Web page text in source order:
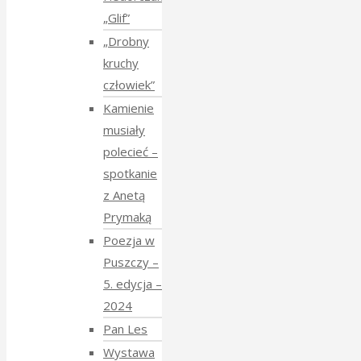
„Glif”
„Drobny
kruchy
człowiek”
Kamienie
musiały
polecieć –
spotkanie
z Anetą
Prymaką
Poezja w
Puszczy –
5. edycja –
2024
Pan Les
Wystawa